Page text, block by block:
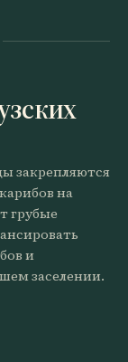
закрепляются
на
грубые
и
заселении.